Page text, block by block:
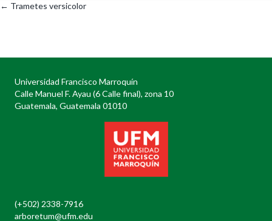
Posts
← Trametes versicolor
Universidad Francisco Marroquín
Calle Manuel F. Ayau (6 Calle final), zona 10
Guatemala, Guatemala 01010
(+502) 2338-7916
arboretum@ufm.edu